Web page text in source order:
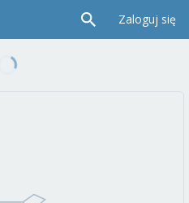
Zaloguj się